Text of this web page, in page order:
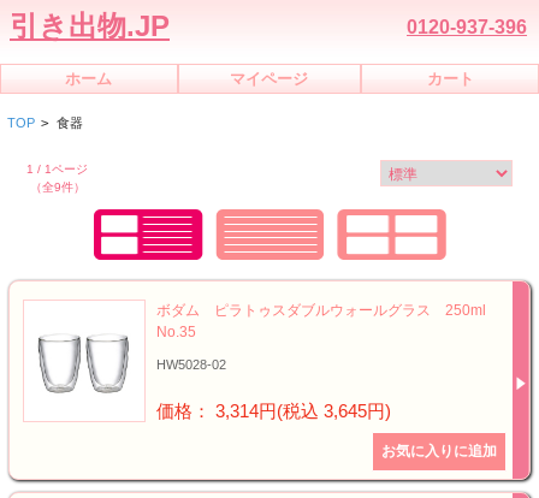
引き出物.JP 0120-937-396
ホーム マイページ カート
TOP > 食器
1 / 1ページ
（全9件）
ボダム ピラトゥスダブルウォールグラス 250ml
No.35
HW5028-02
価格： 3,314円(税込 3,645円)